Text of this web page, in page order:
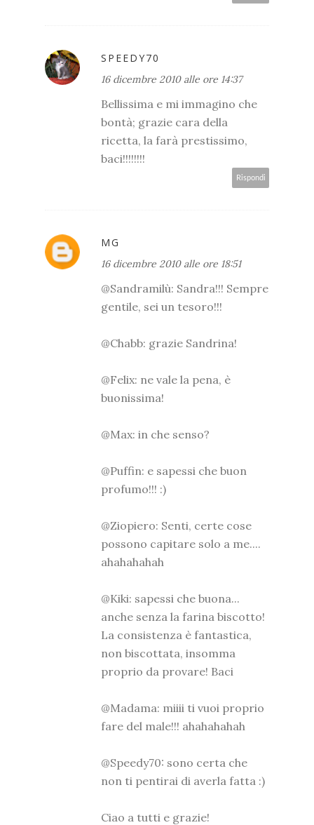
SPEEDY70
16 dicembre 2010 alle ore 14:37
Bellissima e mi immagino che
bontà; grazie cara della
ricetta, la farà prestissimo,
baci!!!!!!!!
Rispondi
MG
16 dicembre 2010 alle ore 18:51
@Sandramilù: Sandra!!! Sempre
gentile, sei un tesoro!!!
@Chabb: grazie Sandrina!
@Felix: ne vale la pena, è
buonissima!
@Max: in che senso?
@Puffin: e sapessi che buon
profumo!!! :)
@Ziopiero: Senti, certe cose
possono capitare solo a me....
ahahahahah
@Kiki: sapessi che buona...
anche senza la farina biscotto!
La consistenza è fantastica,
non biscottata, insomma
proprio da provare! Baci
@Madama: miiii ti vuoi proprio
fare del male!!! ahahahahah
@Speedy70: sono certa che
non ti pentirai di averla fatta :)
Ciao a tutti e grazie!